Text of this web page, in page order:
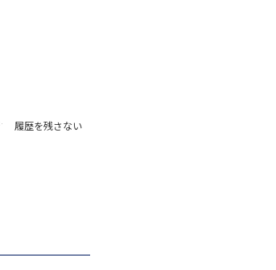
履歴を残さない